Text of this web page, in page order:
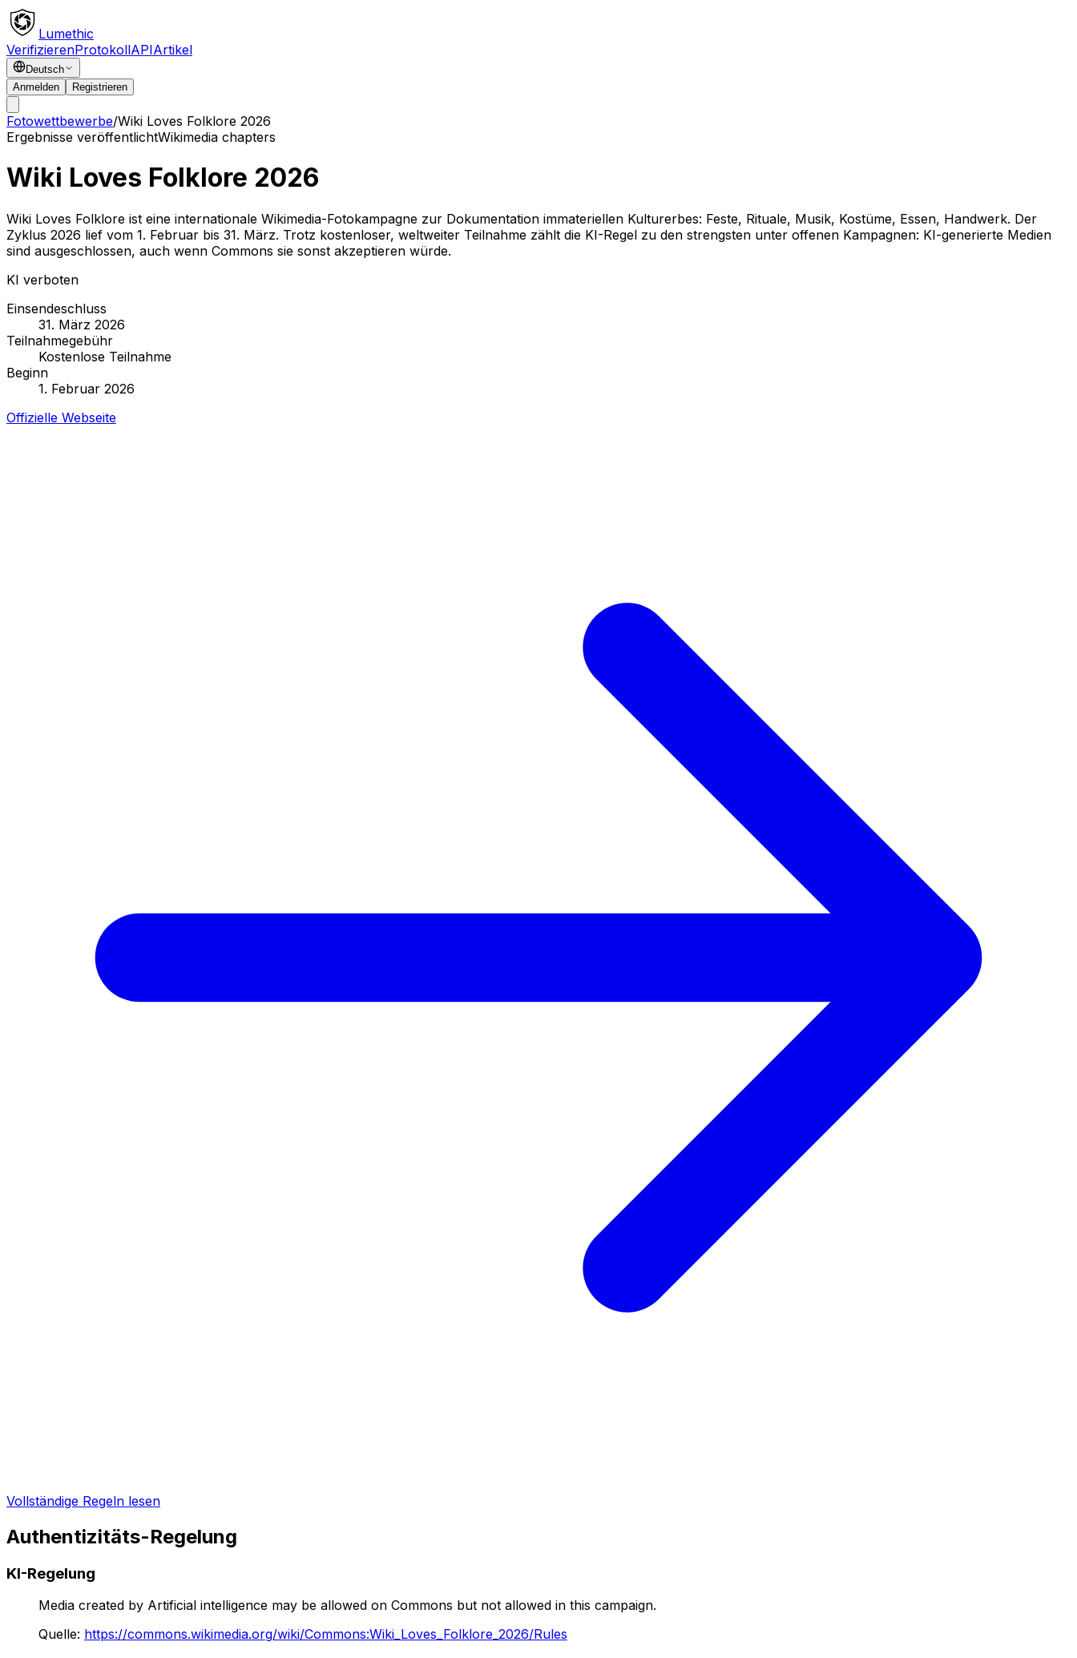
Lumethic
VerifizierenProtokollAPIArtikel
Deutsch
Anmelden
Registrieren
Fotowettbewerbe/Wiki Loves Folklore 2026
Ergebnisse veröffentlichtWikimedia chapters
Wiki Loves Folklore 2026
Wiki Loves Folklore ist eine internationale Wikimedia-Fotokampagne zur Dokumentation immateriellen Kulturerbes: Feste, Rituale, Musik, Kostüme, Essen, Handwerk. Der
Zyklus 2026 lief vom 1. Februar bis 31. März. Trotz kostenloser, weltweiter Teilnahme zählt die KI-Regel zu den strengsten unter offenen Kampagnen: KI-generierte Medien
sind ausgeschlossen, auch wenn Commons sie sonst akzeptieren würde.
KI verboten
Einsendeschluss
31. März 2026
Teilnahmegebühr
Kostenlose Teilnahme
Beginn
1. Februar 2026
Offizielle Webseite
Vollständige Regeln lesen
Authentizitäts-Regelung
KI-Regelung
Media created by Artificial intelligence may be allowed on Commons but not allowed in this campaign.
Quelle: https://commons.wikimedia.org/wiki/Commons:Wiki_Loves_Folklore_2026/Rules